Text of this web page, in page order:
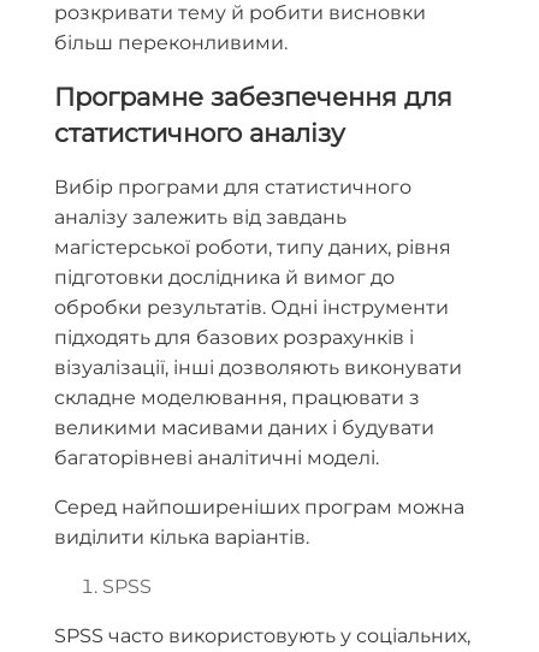
розкривати тему й робити висновки
більш переконливими.
Програмне забезпечення для
статистичного аналізу
Вибір програми для статистичного
аналізу залежить від завдань
магістерської роботи, типу даних, рівня
підготовки дослідника й вимог до
обробки результатів. Одні інструменти
підходять для базових розрахунків і
візуалізації, інші дозволяють виконувати
складне моделювання, працювати з
великими масивами даних і будувати
багаторівневі аналітичні моделі.
Серед найпоширеніших програм можна
виділити кілька варіантів.
SPSS
SPSS часто використовують у соціальних,